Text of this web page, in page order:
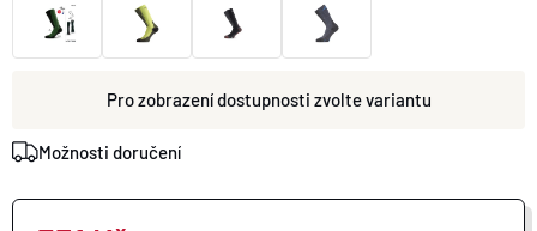
O nás
Moje objednávka
zvolte variantu
Možnosti doručení